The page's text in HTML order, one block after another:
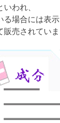
われ、
る場合には表
売されていま